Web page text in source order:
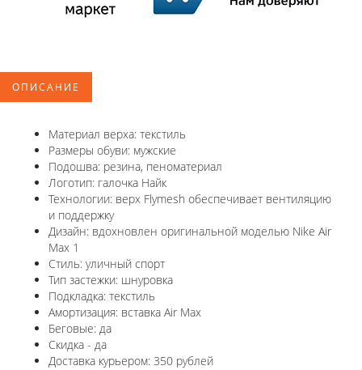
ОПИСАНИЕ
Материал верха: текстиль
Размеры обуви: мужские
Подошва: резина, пеноматериал
Логотип: галочка Найк
Технологии: верх Flymesh обеспечивает вентиляцию
и поддержку
Дизайн: вдохновлен оригинальной моделью Nike Air
Max 1
Стиль: уличный спорт
Тип застежки: шнуровка
Подкладка: текстиль
Амортизация: вставка Air Max
Беговые: да
Скидка - да
Доставка курьером: 350 рублей